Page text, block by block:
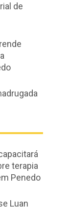
de
terapia
Penedo
Luan